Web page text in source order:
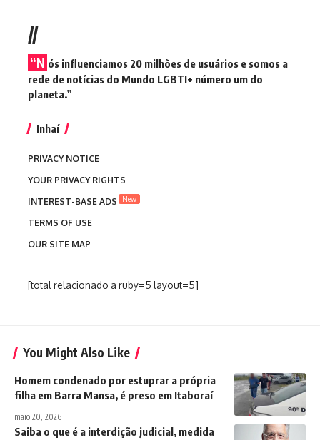
//
“N ós influenciamos 20 milhões de usuários e somos a
rede de notícias do Mundo LGBTI+ número um do
planeta.”
Inhaí
PRIVACY NOTICE
YOUR PRIVACY RIGHTS
INTEREST-BASE ADS
New
TERMS OF USE
OUR SITE MAP
[total relacionado a ruby=5 layout=5]
You Might Also Like
Homem condenado por estuprar a própria
filha em Barra Mansa, é preso em Itaboraí
maio 20, 2026
Saiba o que é a interdição judicial, medida